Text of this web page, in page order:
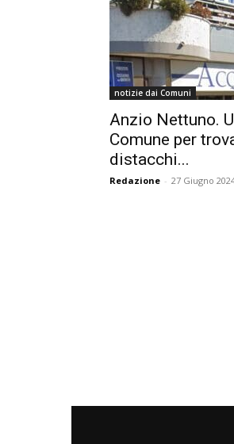
notizie dai Comuni
Anzio Nettuno.
Comune per
distacchi...
Redazione - 27 Giugno